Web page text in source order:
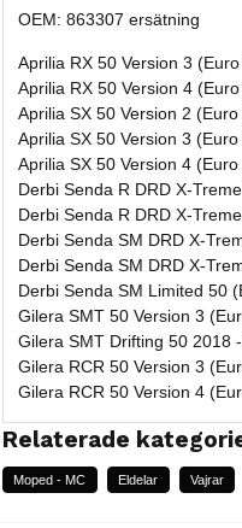
OEM: 863307 ersätning
Aprilia RX 50 Version 3
Aprilia RX 50 Version 4
Aprilia SX 50 Version 2
Aprilia SX 50 Version 3
Aprilia SX 50 Version 4
Derbi Senda R DRD X-
Derbi Senda R DRD X-
Derbi Senda SM DRD X-
Derbi Senda SM DRD X-
Derbi Senda SM Limited 50
Gilera SMT 50 Version 3
Gilera SMT Drifting 50 2018
Gilera RCR 50 Version 3
Gilera RCR 50 Version 4
Relaterade
Moped - MC Eldelar Vajrar